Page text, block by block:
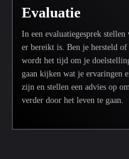
Evaluatie
In een evaluatiegesprek
er bereikt is. Ben je hersteld
wordt het tijd om je
gaan kijken wat je ervaringen
zijn en stellen een advies op
verder door het leven te gaan.